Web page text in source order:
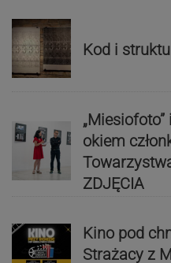
Kod i
okiem
ZDJĘCIA
Kino pod
Strażacy z